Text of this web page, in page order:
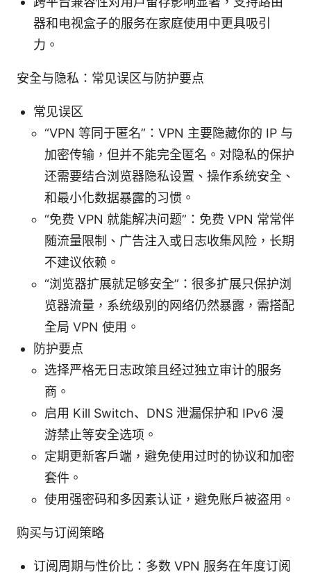
器和电视盒子的服务在家庭使用中更具吸引
力。
安全与隐私：常见误区与防护要点
常见误区
“VPN 等同于匿名”：VPN 主要隐藏你的 IP 与
加密传输，但并不能完全匿名。对隐私的保护
还需要结合浏览器隐私设置、操作系统安全、
和最小化数据暴露的习惯。
“免费 VPN 就能解决问题”：免费 VPN 常常伴
随流量限制、广告注入或日志收集风险，长期
不建议依赖。
“浏览器扩展就足够安全”：很多扩展只保护浏
览器流量，系统级别的网络仍然暴露，需搭配
全局 VPN 使用。
防护要点
选择严格无日志政策且经过独立审计的服务
商。
启用 Kill Switch、DNS 泄漏保护和 IPv6 漫
游禁止等安全选项。
定期更新客户端，避免使用过时的协议和加密
套件。
使用强密码和多因素认证，避免账户被盗用。
购买与订阅策略
订阅周期与性价比：多数 VPN 服务在年度订阅